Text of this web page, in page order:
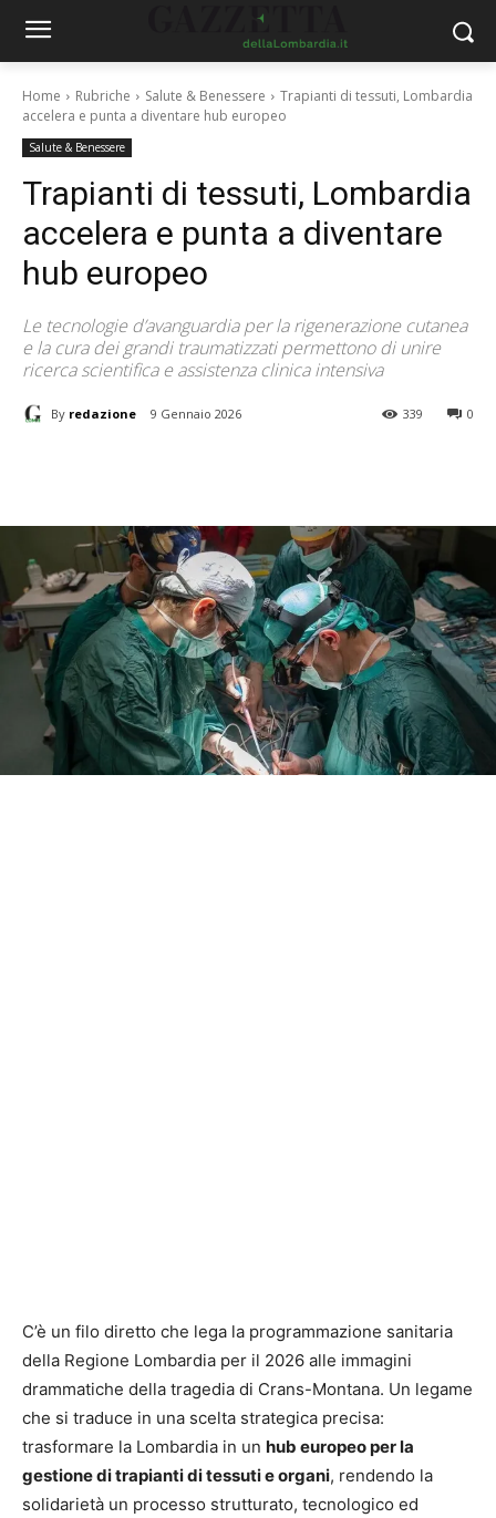
Home Rubriche Salute & Benessere
Trapianti di tessuti, Lombardia
accelera e punta a diventare hub europeo
Salute & Benessere
Trapianti di tessuti, Lombardia
accelera e punta a diventare
hub europeo
Le tecnologie d’avanguardia per la rigenerazione cutanea
e la cura dei grandi traumatizzati permettono di unire
ricerca scientifica e assistenza clinica intensiva
By redazione 9 Gennaio 2026 0
339
C’è un filo diretto che lega la programmazione sanitaria
della Regione Lombardia per il 2026 alle immagini
drammatiche della tragedia di Crans-Montana. Un legame
che si traduce in una scelta strategica precisa:
trasformare la Lombardia in un hub europeo per la
gestione di trapianti di tessuti e organi, rendendo la
solidarietà un processo strutturato, tecnologico ed